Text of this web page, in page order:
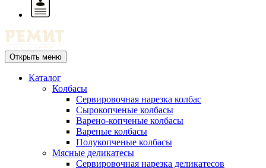
Открыть меню
Каталог
Колбасы
Сервировочная нарезка колбас
Сырокопченые колбасы
Варено-копченые колбасы
Вареные колбасы
Полукопченые колбасы
Мясные деликатесы
Сервировочная нарезка деликатесов